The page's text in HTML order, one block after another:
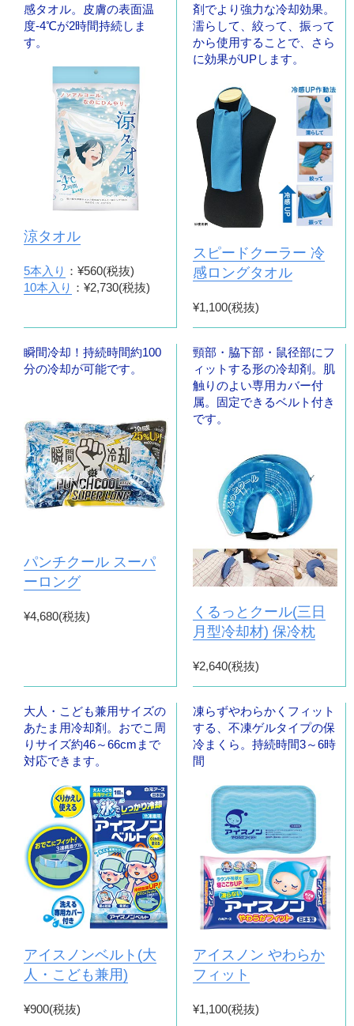
感タオル。皮膚の表面温
度-4℃が2時間持続しま
す。
涼タオル
5本入り ：¥560(税抜)
10本入り ：¥2,730(税抜)
剤でより強力な冷却効果。
濡らして、絞って、振って
から使用することで、さら
に効果がUPします。
スピードクーラー 冷
感ロングタオル
¥1,100(税抜)
瞬間冷却！持続時間約100
分の冷却が可能です。
パンチクール スーパ
ーロング
¥4,680(税抜)
頸部・脇下部・鼠径部にフ
ィットする形の冷却剤。肌
触りのよい専用カバー付
属。固定できるベルト付き
です。
くるっとクール(三日
月型冷却材) 保冷枕
¥2,640(税抜)
大人・こども兼用サイズの
あたま用冷却剤。おでこ周
りサイズ約46～66cmまで
対応できます。
アイスノンベルト(大
人・こども兼用)
¥900(税抜)
凍らずやわらかくフィット
する、不凍ゲルタイプの保
冷まくら。持続時間3～6時
間
アイスノン やわらか
フィット
¥1,100(税抜)